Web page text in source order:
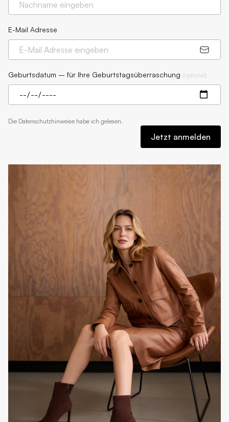
E-Mail Adresse
Geburtsdatum – für Ihre Geburtstagsüberraschung (optional)
Die Datenschutzhinweise habe ich gelesen.
Jetzt anmelden